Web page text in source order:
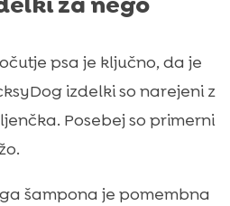
psa je ključno, da je
izdelki so narejeni z
Posebej so primerni
šampona je pomembna